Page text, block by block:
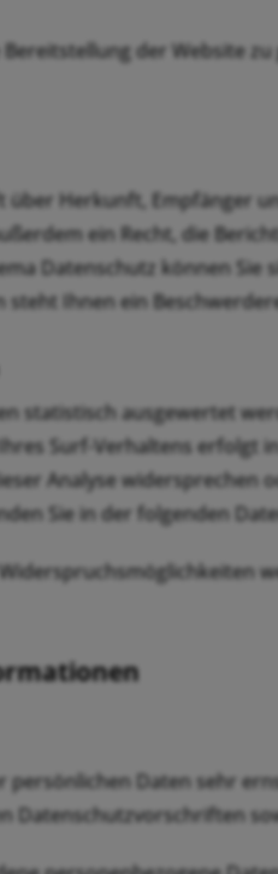
der Website
über Herkunft, Empfänger
ein Recht, die
Datenschutz können
steht Ihnen ein
statistisch ausgewertet
Surf-Verhaltens erfolgt
Analyse widersprechen
Sie in der folgenden
persönlichen Daten sehr
Datenschutzvorschriften